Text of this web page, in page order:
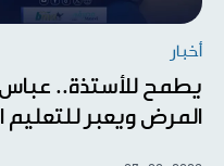
أخبار
يطمح للأستذة..
المرض ويعبر للتعليم